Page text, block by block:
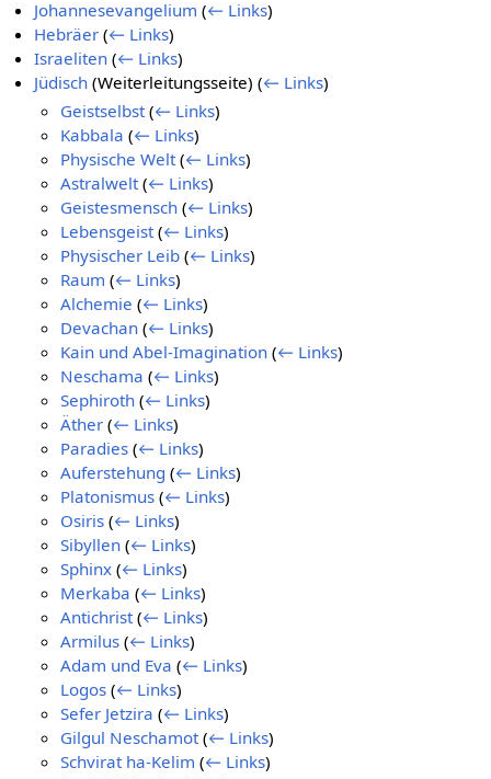
Johannesevangelium (← Links)
Hebräer (← Links)
Israeliten (← Links)
Jüdisch (Weiterleitungsseite)(← Links)
Geistselbst (← Links)
Kabbala (← Links)
Physische Welt (← Links)
Astralwelt (← Links)
Geistesmensch (← Links)
Lebensgeist (← Links)
Physischer Leib (← Links)
Raum (← Links)
Alchemie (← Links)
Devachan (← Links)
Kain und Abel-Imagination (← Links)
Neschama (← Links)
Sephiroth (← Links)
Äther (← Links)
Paradies (← Links)
Auferstehung (← Links)
Platonismus (← Links)
Osiris (← Links)
Sibyllen (← Links)
Sphinx (← Links)
Merkaba (← Links)
Antichrist (← Links)
Armilus (← Links)
Adam und Eva (← Links)
Logos (← Links)
Sefer Jetzira (← Links)
Gilgul Neschamot (← Links)
Schvirat ha-Kelim (← Links)